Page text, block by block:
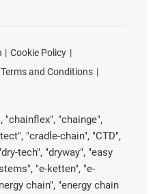
Cookie Policy
Terms and Conditions
"chainflex", "chainge",
"cradle-chain", "CTD",
tech", "dryway", "easy
"e-ketten", "e-
chain", "energy chain